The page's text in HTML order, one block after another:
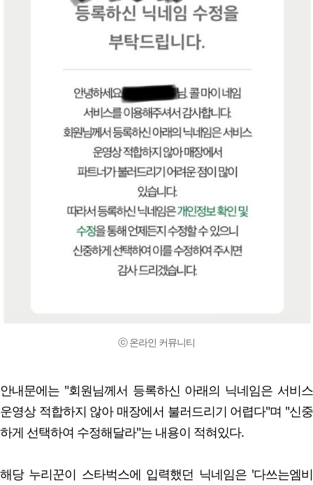
ⓒ 온라인 커뮤니티
안내문에는 "회원님께서 등록하신 아래의 닉네임은 서비스
운영상 적합하지 않아 매장에서 불러드리기 어렵다"며 "신중
하게 선택하여 수정해달라"는 내용이 적혀있다.
해당 누리꾼이 스타벅스에 입력했던 닉네임은 '다쓰는엠비